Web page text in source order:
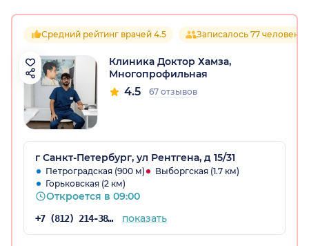
Средний рейтинг врачей 4.5 Записалось 77 человек
Клиника Доктор Хамза,
Многопрофильная
4.5 67 отзывов
г Санкт-Петербург, ул Рентгена, д 15/31
Петроградская (900 м)
Выборгская (1.7 км)
Горьковская (2 км)
Откроется в 09:00
+7 (812) 214-38-50 показать